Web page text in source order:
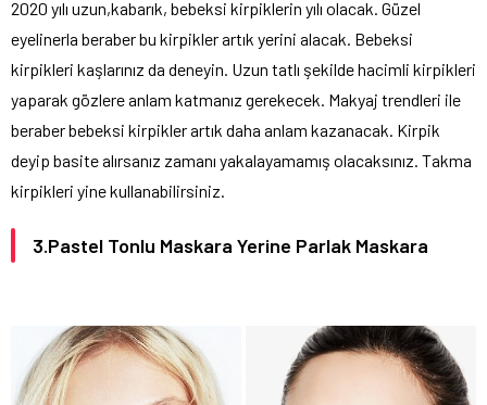
2020 yılı uzun,kabarık, bebeksi kirpiklerin yılı olacak. Güzel
eyelinerla beraber bu kirpikler artık yerini alacak. Bebeksi
kirpikleri kaşlarınız da deneyin. Uzun tatlı şekilde hacimli kirpikleri
yaparak gözlere anlam katmanız gerekecek. Makyaj trendleri ile
beraber bebeksi kirpikler artık daha anlam kazanacak. Kirpik
deyip basite alırsanız zamanı yakalayamamış olacaksınız. Takma
kirpikleri yine kullanabilirsiniz.
3.Pastel Tonlu Maskara Yerine Parlak Maskara